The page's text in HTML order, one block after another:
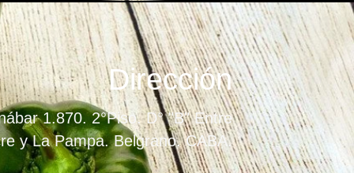
Dirección
1.870. 2°Piso. D° "B" Entre
y La Pampa. Belgrano. CABA.